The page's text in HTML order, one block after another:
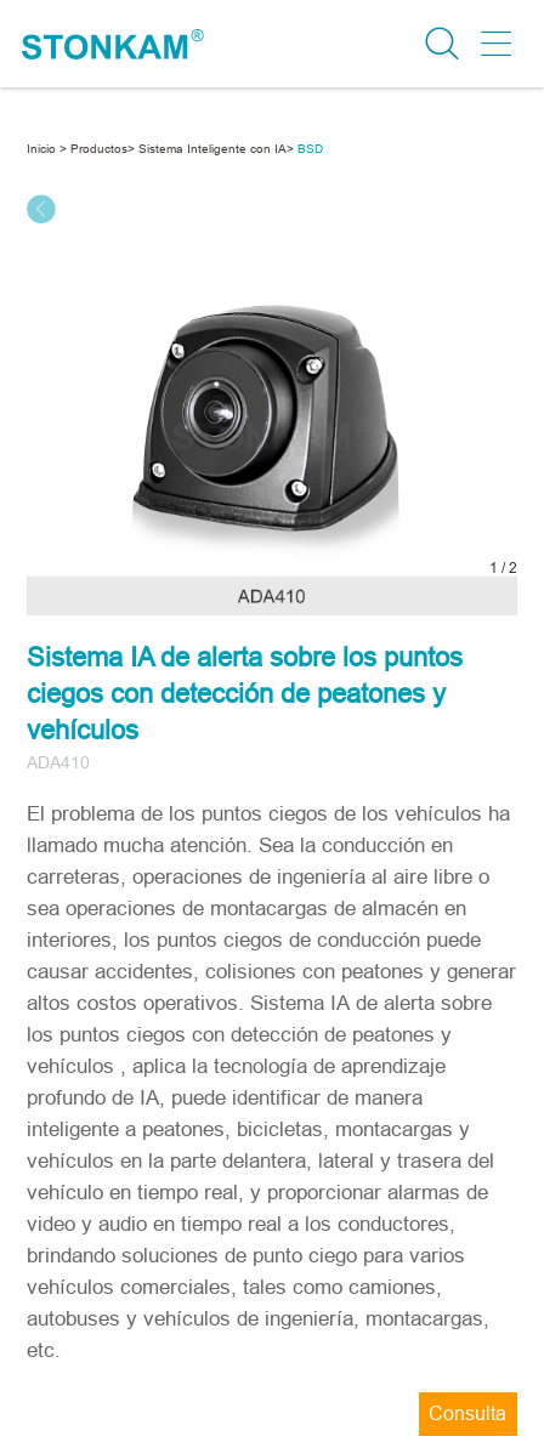
Inicio > Productos> Sistema Inteligente con IA> BSD
2 /2
Sistema IA de alerta sobre los puntos
ciegos con detección de peatones y
vehículos
ADA410
El problema de los puntos ciegos de los vehículos ha
llamado mucha atención. Sea la conducción en
carreteras, operaciones de ingeniería al aire libre o
sea operaciones de montacargas de almacén en
interiores, los puntos ciegos de conducción puede
causar accidentes, colisiones con peatones y generar
altos costos operativos. Sistema IA de alerta sobre
los puntos ciegos con detección de peatones y
vehículos , aplica la tecnología de aprendizaje
profundo de IA, puede identificar de manera
inteligente a peatones, bicicletas, montacargas y
vehículos en la parte delantera, lateral y trasera del
vehículo en tiempo real, y proporcionar alarmas de
video y audio en tiempo real a los conductores,
brindando soluciones de punto ciego para varios
vehículos comerciales, tales como camiones,
autobuses y vehículos de ingeniería, montacargas,
etc.
Consulta